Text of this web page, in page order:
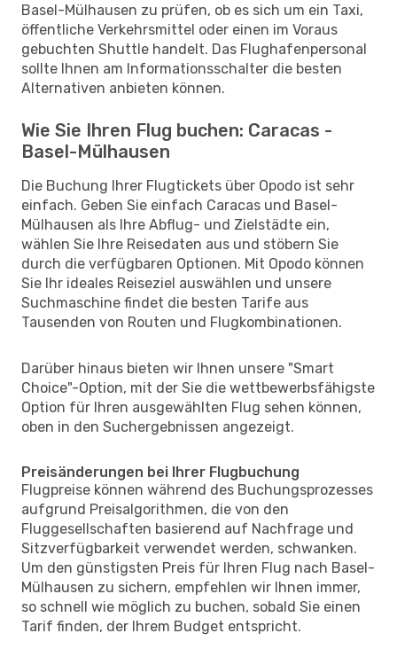
Basel-Mülhausen zu prüfen, ob es sich um ein Taxi,
öffentliche Verkehrsmittel oder einen im Voraus
gebuchten Shuttle handelt. Das Flughafenpersonal
sollte Ihnen am Informationsschalter die besten
Alternativen anbieten können.
Wie Sie Ihren Flug buchen: Caracas -
Basel-Mülhausen
Die Buchung Ihrer Flugtickets über Opodo ist sehr
einfach. Geben Sie einfach Caracas und Basel-
Mülhausen als Ihre Abflug- und Zielstädte ein,
wählen Sie Ihre Reisedaten aus und stöbern Sie
durch die verfügbaren Optionen. Mit Opodo können
Sie Ihr ideales Reiseziel auswählen und unsere
Suchmaschine findet die besten Tarife aus
Tausenden von Routen und Flugkombinationen.
Darüber hinaus bieten wir Ihnen unsere "Smart
Choice"-Option, mit der Sie die wettbewerbsfähigste
Option für Ihren ausgewählten Flug sehen können,
oben in den Suchergebnissen angezeigt.
Preisänderungen bei Ihrer Flugbuchung
Flugpreise können während des Buchungsprozesses
aufgrund Preisalgorithmen, die von den
Fluggesellschaften basierend auf Nachfrage und
Sitzverfügbarkeit verwendet werden, schwanken.
Um den günstigsten Preis für Ihren Flug nach Basel-
Mülhausen zu sichern, empfehlen wir Ihnen immer,
so schnell wie möglich zu buchen, sobald Sie einen
Tarif finden, der Ihrem Budget entspricht.